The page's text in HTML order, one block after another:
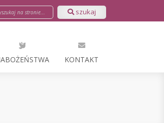
szukaj
KONTAKT